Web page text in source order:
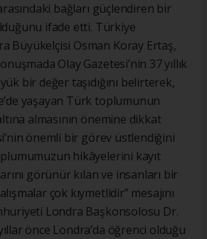
bağları güçlendiren bir
ifade etti. Türkiye
Büyükelçisi Osman Koray Ertaş,
Olay Gazetesi’nin 37 yıllık
bir değer taşıdığını belirterek,
yaşayan Türk toplumunun
almasının önemine dikkat
önemli bir görev üstlendiğini
hikâyelerini kayıt
görünür kılan ve insanları bir
çok kıymetlidir” mesajını
Londra Başkonsolosu Dr.
önce Londra’da öğrenci olduğu